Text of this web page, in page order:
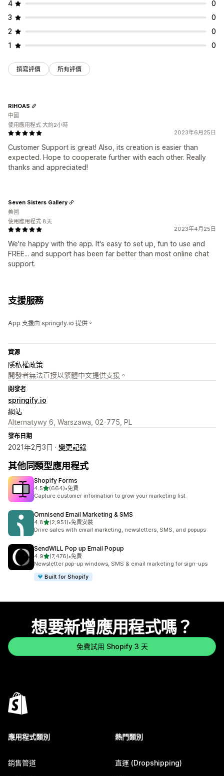
4
0
3
0
2
0
1
0
撰寫評價 所有評價
2023年6月25日
Customer Support is great! Also, its creation is easier than
expected. Hope to cooperate further with each other. Really
thanks and appreciated!
RIHOAS
中國
使用應用程式 大約2小時
2023年4月25日
We're happy with the app. It's easy to set up, fun to use and
FREE... and support has been far better than most online chat
support.
Seven Sisters Gallery
美國
使用應用程式 8天
支援服務
App 支援由 springify.io 提供。
資源
隱私權政策
開發者無法直接以繁體中文提供支援。
開發者
springify.io
網站
Alternatywy 6, Warszawa, 02-775, PL
發布日期
2021年2月3日 · 變更記錄
其他同類型應用程式
Shopify Forms
4.5滿分 5 顆星
(664)
共有 664 則評價
•免費
Capture customer information to grow your marketing list
Omnisend Email Marketing & SMS
4.8滿分 5 顆星
(2,951)
共有 2951 則評價
•免費安裝
Drive sales with email marketing, newsletters, SMS, and popups
SendWILL Pop up Email Popup
4.9滿分 5 顆星
(7,476)
共有 7476 則評價
•免費
Newsletter pop-up windows, SMS & email marketing for sign-ups
Built for Shopify
想要新增應用程式嗎？
免費試用 Shopify 3 天
應用程式類別
銷售管道
熱門類別
直運 (Dropshipping)